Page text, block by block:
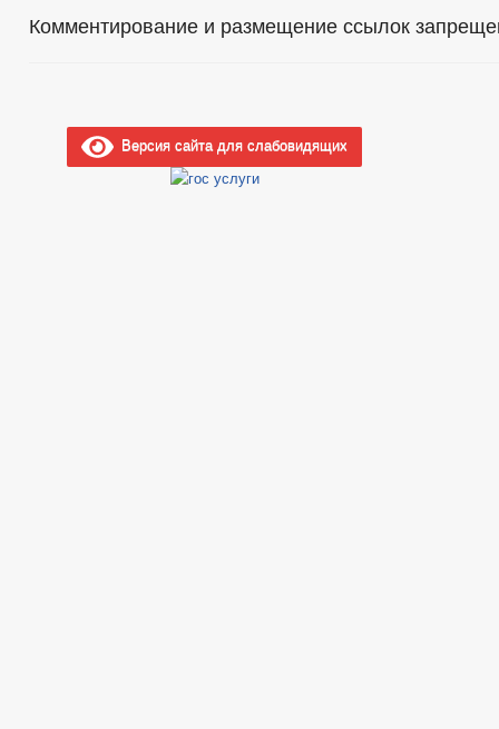
Комментирование и размещение ссылок
Версия сайта для слабовидящих